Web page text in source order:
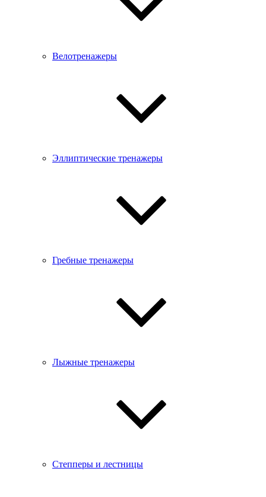
Велотренажеры
Эллиптические тренажеры
Гребные тренажеры
Лыжные тренажеры
Степперы и лестницы